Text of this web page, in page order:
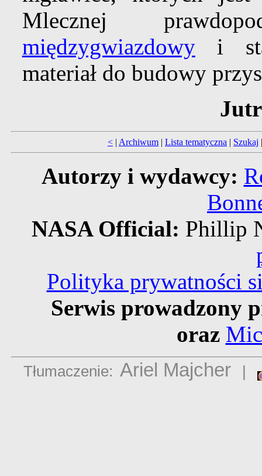
Mlecznej
międzygwiazdowyi
materiał do budowy
< | Archiwum | Lista tematyczna | Szukaj
Autorzy i wydawcy:
NASA Official: Phillip
Polityka prywatności
Serwis prowadzony
oraz
Tłumaczenie: Ariel Majcher |